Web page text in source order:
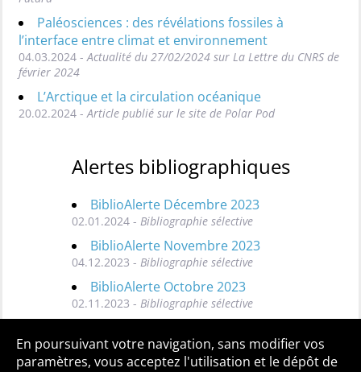
Paléosciences : des révélations fossiles à
l’interface entre climat et environnement
04.03.2024 - Actualité du 27/02/2024 sur La Lettre du CNRS de
février 2024
L’Arctique et la circulation océanique
20.02.2024 - Article publié sur le site de Polar Pod
Alertes bibliographiques
BiblioAlerte Décembre 2023
02.01.2024 - Bibliographie sélective
BiblioAlerte Novembre 2023
04.12.2023 - Bibliographie sélective
BiblioAlerte Octobre 2023
02.11.2023 - Bibliographie sélective
Toutes les BiblioAlertes
En poursuivant votre navigation, sans modifier vos
paramètres, vous acceptez l'utilisation et le dépôt de